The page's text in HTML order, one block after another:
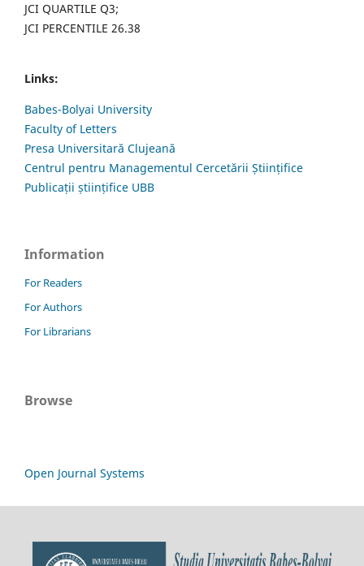
JCI QUARTILE Q3;
JCI PERCENTILE 26.38
Links:
Babes-Bolyai University
Faculty of Letters
Presa Universitară Clujeană
Centrul pentru Managementul Cercetării Științifice
Publicații științifice UBB
Information
For Readers
For Authors
For Librarians
Browse
Open Journal Systems